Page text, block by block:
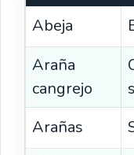
Abeja
Araña
cangrejo
Arañas